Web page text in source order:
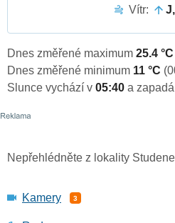
Vítr:
Dnes změřené maximum 25.4 °C
Dnes změřené minimum 11 °C
Slunce vychází v 05:40 a
Nepřehlédněte z lokality
Kamery 3